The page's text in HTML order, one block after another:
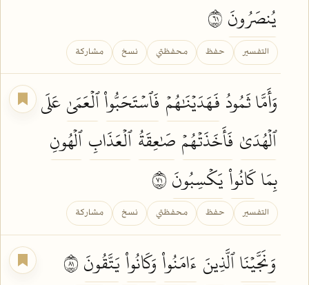
يُنصَرُونَ
التفسير حفظ محفظتي نسخ مشاركة
وَأَمَّا ثَمُودُ فَهَدَيۡنَٰهُمۡ فَٱسۡتَحَبُّواْٱلۡعَمَىٰعَلَى
ٱلۡهُدَىٰ فَأَخَذَتۡهُمۡ صَٰعِقَةُ ٱلۡعَذَابِٱلۡهُونِ
بِمَاكَانُواْ يَكۡسِبُونَ
التفسير حفظ محفظتي نسخ مشاركة
وَنَجَّيۡنَاٱلَّذِينَ ءَامَنُواْ وَكَانُواْيَتَّقُونَ